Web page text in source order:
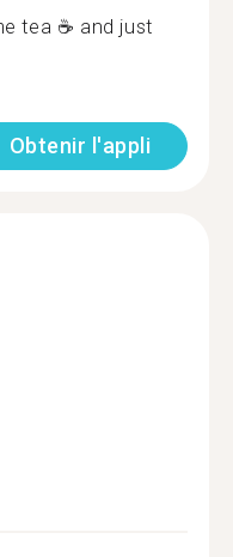
tea ☕ and just
Obtenir l'appli